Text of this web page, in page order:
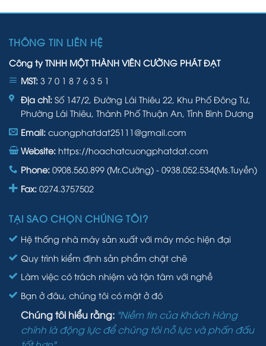
THÔNG TIN LIÊN HỆ
Công ty TNHH MỘT THÀNH VIÊN CƯỜNG PHÁT ĐẠT
MST: 3 7 0 1 8 7 6 3 5 1
Địa chỉ: Số 147/2, Đường Lái Thiêu 22, Khu Phố Đông Tư,
Phường Lái Thiêu, Thành Phố Thuận An, Tỉnh Bình Dương
Email: cuongphatdat25111@gmail.com
Website: https://hoachatcuongphatdat.com
Phone: 0908.560.899 (Mr.Cường) - 0938.052.534(Ms.Tuyền)
Fax: 0274.3757502
TẠI SAO CHỌN CHÚNG TÔI?
Hệ thống nhà máy sản xuất với máy móc hiện đại
Quy trình kiểm định sản phẩm chặt chẽ
Làm việc có trách nhiệm và tận tâm với nghề
Bạn ở đâu, chúng tôi có mặt ở đó
Chúng tôi hiểu rằng: "Niềm tin của Khách Hàng
chính là động lực để chúng tôi nỗ lực và phấn đấu